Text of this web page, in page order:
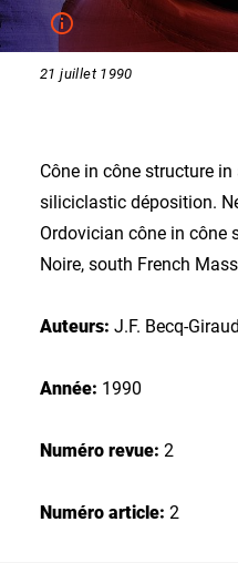
21 juillet 1990
Cône in cône structure
siliciclastic déposition.
Ordovician cône in cône
Noire, south French
Auteurs: J.F. Becq-
Année: 1990
Numéro revue: 2
Numéro article: 2